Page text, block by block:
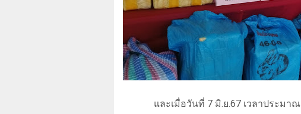
และเมื่อวันที่ 7 มิ.ย.67 เวลาประมาณ